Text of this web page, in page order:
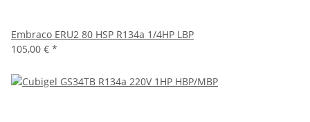
Embraco ERU2 80 HSP R134a 1/4HP LBP
105,00 € *